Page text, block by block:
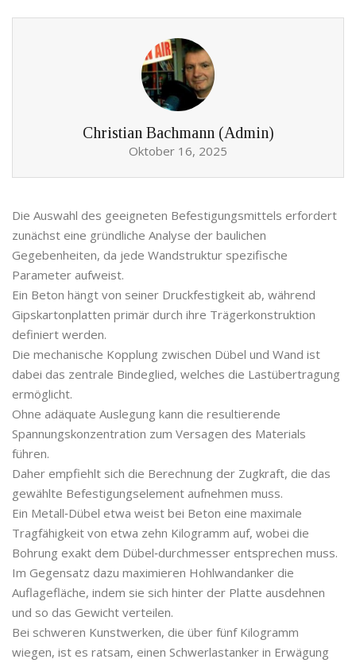
Christian Bachmann (Admin)
Oktober 16, 2025
Die Auswahl des geeigneten Befestigungsmittels erfordert
zunächst eine gründliche Analyse der baulichen
Gegebenheiten, da jede Wandstruktur spezifische
Parameter aufweist.
Ein Beton hängt von seiner Druckfestigkeit ab, während
Gipskartonplatten primär durch ihre Trägerkonstruktion
definiert werden.
Die mechanische Kopplung zwischen Dübel und Wand ist
dabei das zentrale Bindeglied, welches die Lastübertragung
ermöglicht.
Ohne adäquate Auslegung kann die resultierende
Spannungskonzentration zum Versagen des Materials
führen.
Daher empfiehlt sich die Berechnung der Zugkraft, die das
gewählte Befestigungselement aufnehmen muss.
Ein Metall‑Dübel etwa weist bei Beton eine maximale
Tragfähigkeit von etwa zehn Kilogramm auf, wobei die
Bohrung exakt dem Dübel‑durchmesser entsprechen muss.
Im Gegensatz dazu maximieren Hohlwandanker die
Auflagefläche, indem sie sich hinter der Platte ausdehnen
und so das Gewicht verteilen.
Bei schweren Kunstwerken, die über fünf Kilogramm
wiegen, ist es ratsam, einen Schwerlastanker in Erwägung